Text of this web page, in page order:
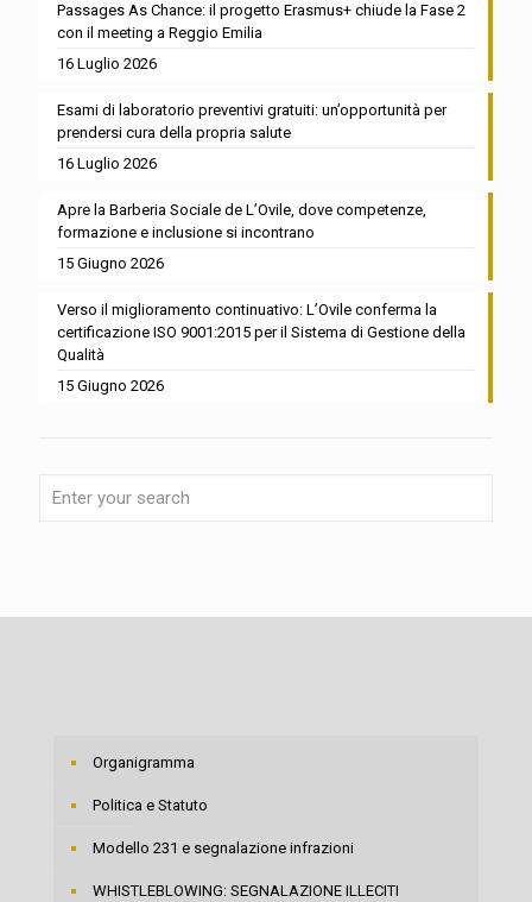
Passages As Chance: il progetto Erasmus+ chiude la Fase 2
con il meeting a Reggio Emilia
16 Luglio 2026
Esami di laboratorio preventivi gratuiti: un’opportunità per
prendersi cura della propria salute
16 Luglio 2026
Apre la Barberia Sociale de L’Ovile, dove competenze,
formazione e inclusione si incontrano
15 Giugno 2026
Verso il miglioramento continuativo: L’Ovile conferma la
certificazione ISO 9001:2015 per il Sistema di Gestione della
Qualità
15 Giugno 2026
Organigramma
Politica e Statuto
Modello 231 e segnalazione infrazioni
WHISTLEBLOWING: SEGNALAZIONE ILLECITI